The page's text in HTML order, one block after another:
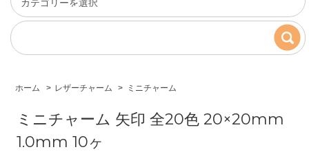
ホーム > レザーチャーム > ミニチャーム
ミニチャーム 矢印 全20色 20×20mm
1.0mm 10ヶ